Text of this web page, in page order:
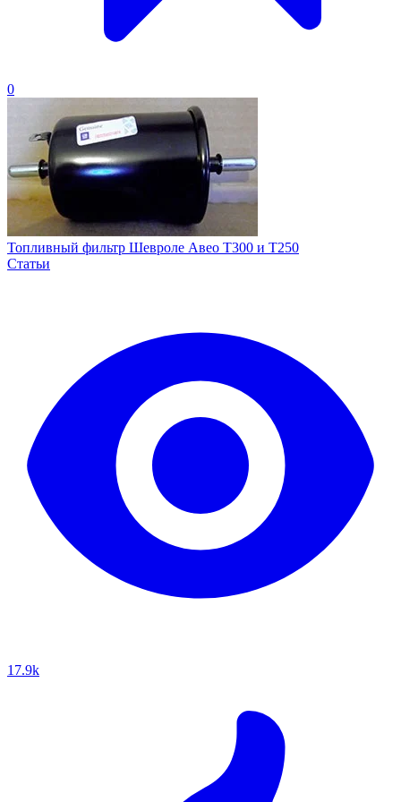
0
Топливный фильтр Шевроле Авео Т300 и Т250
Статьи
17.9k